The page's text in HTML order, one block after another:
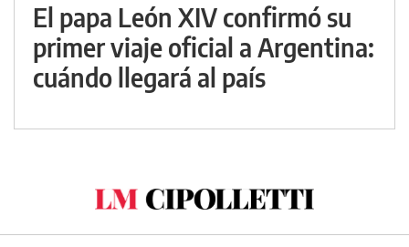
El papa León XIV confirmó su
primer viaje oficial a Argentina:
cuándo llegará al país